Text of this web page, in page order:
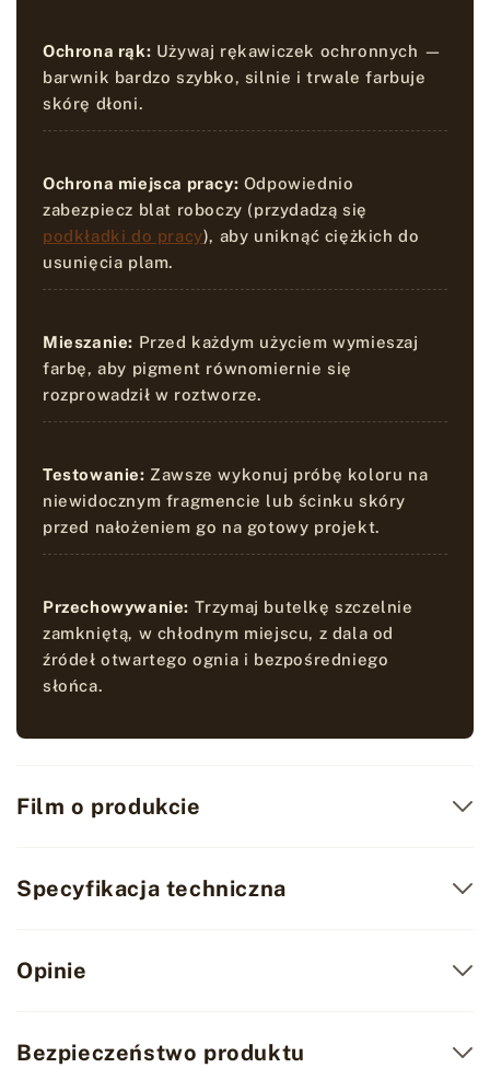
Ochrona rąk: Używaj rękawiczek ochronnych —
barwnik bardzo szybko, silnie i trwale farbuje
skórę dłoni.
Ochrona miejsca pracy: Odpowiednio
zabezpiecz blat roboczy (przydadzą się
podkładki do pracy), aby uniknąć ciężkich do
usunięcia plam.
Mieszanie: Przed każdym użyciem wymieszaj
farbę, aby pigment równomiernie się
rozprowadził w roztworze.
Testowanie: Zawsze wykonuj próbę koloru na
niewidocznym fragmencie lub ścinku skóry
przed nałożeniem go na gotowy projekt.
Przechowywanie: Trzymaj butelkę szczelnie
zamkniętą, w chłodnym miejscu, z dala od
źródeł otwartego ognia i bezpośredniego
słońca.
Film o produkcie
Specyfikacja techniczna
Opinie
Bezpieczeństwo produktu